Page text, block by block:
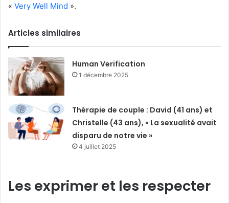
« Very Well Mind ».
Articles similaires
Human Verification
1 décembre 2025
Thérapie de couple : David (41 ans) et
Christelle (43 ans), « La sexualité avait
disparu de notre vie »
4 juillet 2025
Les exprimer et les respecter